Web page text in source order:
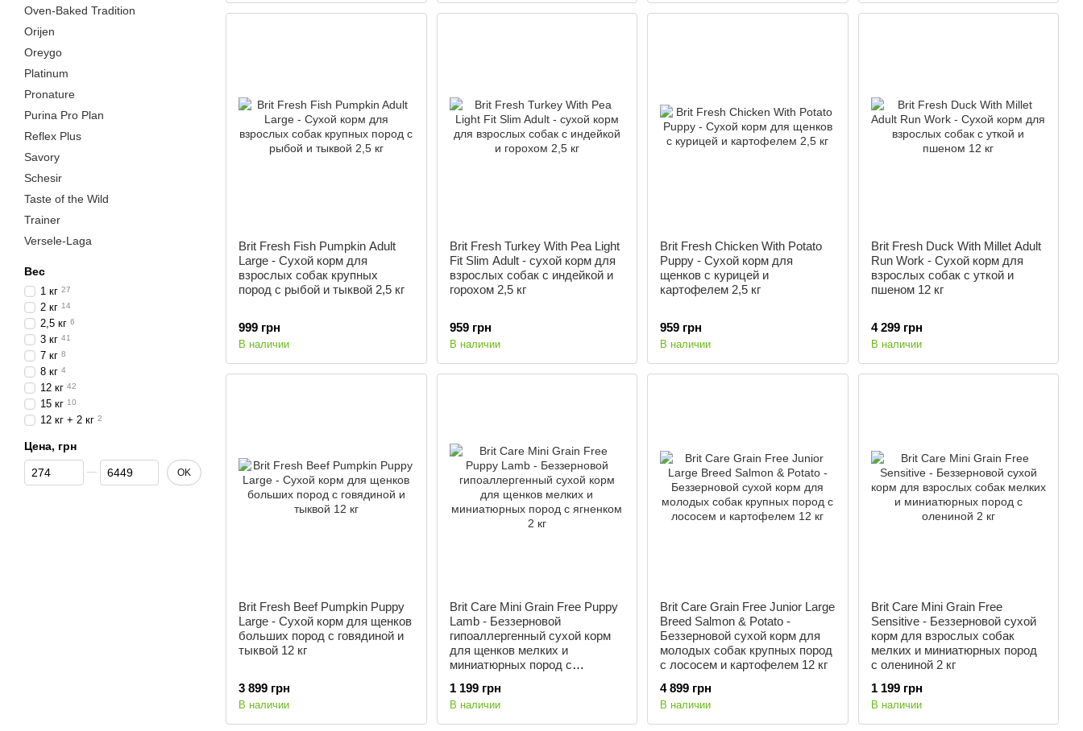
Brit Fresh Fish Pumpkin Adult
Large - Сухой корм для
взрослых собак крупных
пород с рыбой и тыквой 2,5 кг
999 грн
В наличии
Brit Fresh Turkey With Pea Light
Fit Slim Adult - сухой корм для
взрослых собак с индейкой и
горохом 2,5 кг
959 грн
В наличии
Brit Fresh Chicken With Potato
Puppy - Сухой корм для
щенков с курицей и
картофелем 2,5 кг
959 грн
В наличии
Brit Fresh Duck With Millet Adult
Run Work - Сухой корм для
взрослых собак с уткой и
пшеном 12 кг
4 299 грн
В наличии
Brit Fresh Beef Pumpkin Puppy
Large - Сухой корм для щенков
больших пород с говядиной и
тыквой 12 кг
3 899 грн
В наличии
Brit Care Mini Grain Free Puppy
Lamb - Беззерновой
гипоаллергенный сухой корм
для щенков мелких и
миниатюрных пород с
1 199 грн
В наличии
Brit Care Grain Free Junior Large
Breed Salmon & Potato -
Беззерновой сухой корм для
молодых собак крупных пород
с лососем и картофелем 12 кг
4 899 грн
В наличии
Brit Care Mini Grain Free
Sensitive - Беззерновой сухой
корм для взрослых собак
мелких и миниатюрных пород
с олениной 2 кг
1 199 грн
В наличии
Oven-Baked Tradition
Orijen
Oreygo
Platinum
Pronature
Purina Pro Plan
Reflex Plus
Savory
Schesir
Taste of the Wild
Trainer
Versele-Laga
Вес
1 кг 27
2 кг 14
2,5 кг 6
3 кг 41
7 кг 8
8 кг 4
12 кг 42
15 кг 10
12 кг + 2 кг 2
Цена, грн
От Цена, грн
До Цена, грн OK